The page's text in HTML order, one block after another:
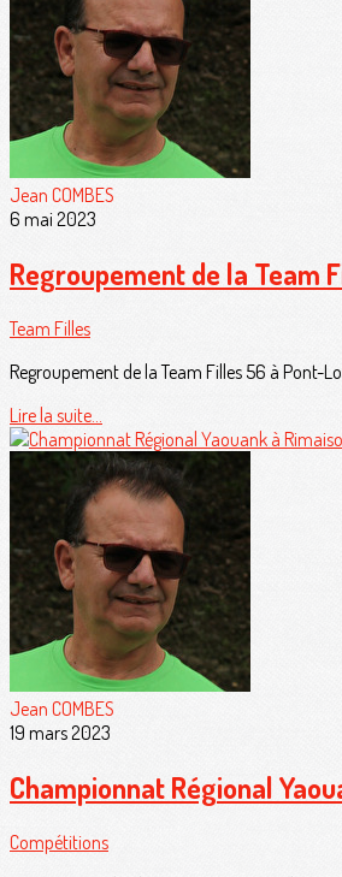
Jean COMBES
6 mai 2023
Regroupement de la Team
Team Filles
Regroupement de la Team Filles 56 à Pont-
Lire la suite...
Jean COMBES
19 mars 2023
Championnat Régional
Compétitions